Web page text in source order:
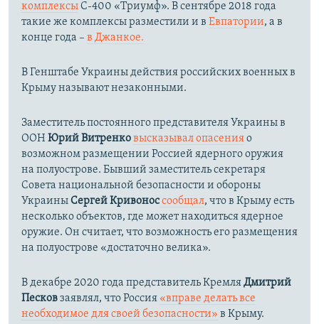
комплексыС-400 «Триумф». В сентябре 2018 года
такие же комплексы разместили и в Евпатории, а в
конце года – в Джанкое.
В Генштабе Украины действия российских военных в
Крыму называют незаконными.
Заместитель постоянного представителя Украины в
ООН Юрий Витренковысказывал опасенияо
возможном размещении Россией ядерного оружия
на полуострове. Бывший заместитель секретаря
Совета национальной безопасности и обороны
УкраиныСергей Кривоноссообщал, что в Крыму есть
несколько объектов, где может находиться ядерное
оружие. Он считает, что возможность его размещения
на полуострове «достаточно велика».
В декабре 2020 года представитель КремляДмитрий
Песковзаявлял, что Россия «вправе делать все
необходимое для своей безопасности» в Крыму.